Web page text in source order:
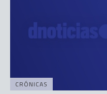
CRÓNICAS